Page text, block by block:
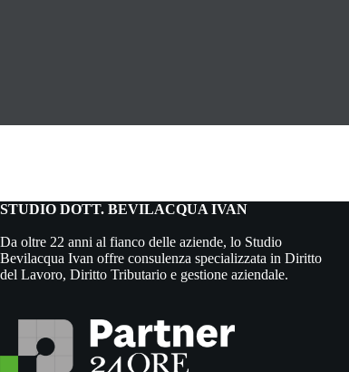
STUDIO DOTT. BEVILACQUA IVAN
Da oltre 22 anni al fianco delle aziende, lo Studio
Bevilacqua Ivan offre consulenza specializzata in Diritto
del Lavoro, Diritto Tributario e gestione aziendale.